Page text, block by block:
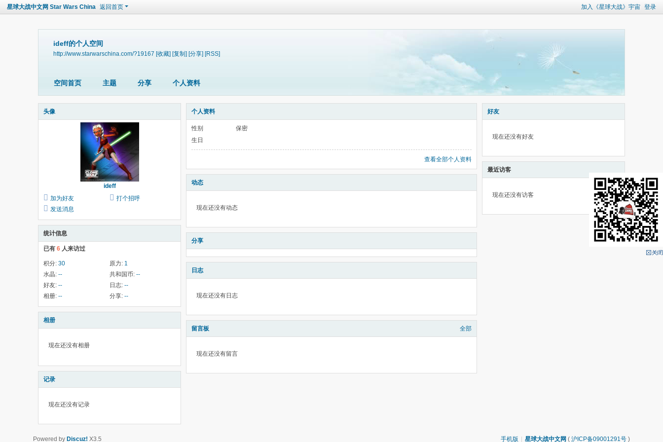
加入《星球大战》宇宙 登录
星球大战中文网 Star Wars China 返回首页
ideff的个人空间
http://www.starwarschina.com/?19167 [收藏] [复制] [分享] [RSS]
空间首页 主题 分享 个人资料
头像
ideff
加为好友
打个招呼
发送消息
统计信息
已有 6 人来访过
积分: 30 原力: 1
水晶: -- 共和国币: --
好友: -- 日志: --
相册: -- 分享: --
相册
现在还没有相册
记录
现在还没有记录
个人资料
性别
保密
生日
查看全部个人资料
动态
现在还没有动态
分享
日志
现在还没有日志
留言板 全部
现在还没有留言
好友
现在还没有好友
最近访客
现在还没有访客
手机版 星球大战中文网 ( 沪ICP备09001291号 )
Powered by Discuz! X3.5